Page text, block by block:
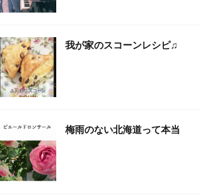
我が家のスコーンレシピ♫
梅雨のない北海道って本当